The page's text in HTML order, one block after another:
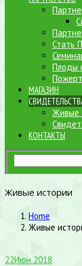
Стать
Плоды
МАГАЗИН
Живые
КОНТАКТЫ
Живые истории
Home
Живые
22Июн 2018